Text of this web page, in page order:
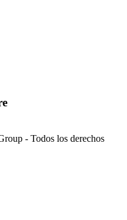
- Todos los derechos